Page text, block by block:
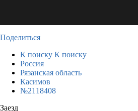
Поделиться
К поиску К поиску
Россия
Рязанская область
Касимов
№2118408
Заезд